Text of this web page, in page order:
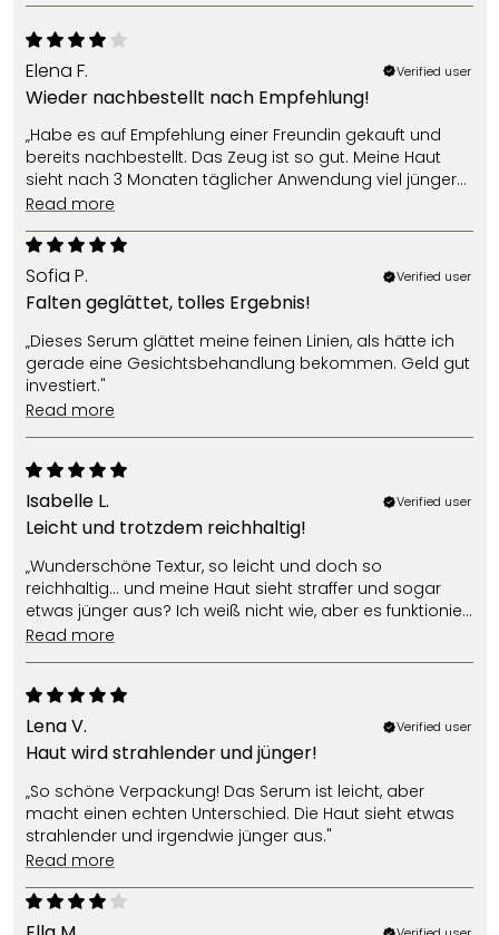
Elena F. Verified user
Wieder nachbestellt nach Empfehlung!
„Habe es auf Empfehlung einer Freundin gekauft und
bereits nachbestellt. Das Zeug ist so gut. Meine Haut
sieht nach 3 Monaten täglicher Anwendung viel jünger
aus."
read more
Sofia P. Verified user
Falten geglättet, tolles Ergebnis!
„Dieses Serum glättet meine feinen Linien, als hätte ich
gerade eine Gesichtsbehandlung bekommen. Geld gut
investiert."
read more
Isabelle L. Verified user
Leicht und trotzdem reichhaltig!
„Wunderschöne Textur, so leicht und doch so
reichhaltig... und meine Haut sieht straffer und sogar
etwas jünger aus? Ich weiß nicht wie, aber es funktioniert
wirklich."
read more
Lena V. Verified user
Haut wird strahlender und jünger!
„So schöne Verpackung! Das Serum ist leicht, aber
macht einen echten Unterschied. Die Haut sieht etwas
strahlender und irgendwie jünger aus."
read more